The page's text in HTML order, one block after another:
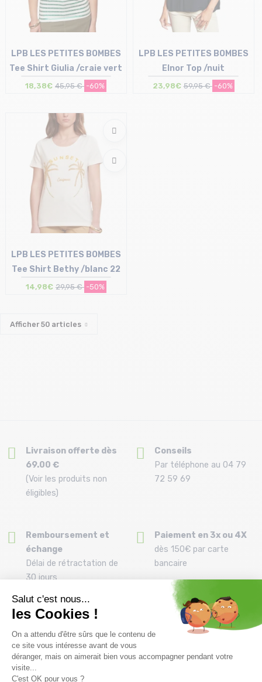
S | M
LPB LES PETITES BOMBES
Tee Shirt Giulia /craie vert
18,38€ 45,95 € -60%
LPB LES PETITES BOMBES
Elnor Top /nuit
23,98€ 59,95 € -60%
M | L
LPB LES PETITES BOMBES
Tee Shirt Bethy /blanc 22
14,98€ 29,95 € -50%
Afficher50 articles
Livraison offerte dès
69.00 €
(Voir les produits non
éligibles)
Conseils
Par téléphone au 04 79
72 59 69
Remboursement et
échange
Délai de rétractation de
30 jours
Paiement en 3x ou 4X
dès 150€ par carte
bancaire
Clic and collect
votre commande
directement à la Ravoire !
Montage de vos skis
Montage gratuit des
fixations pour l’achat d'un